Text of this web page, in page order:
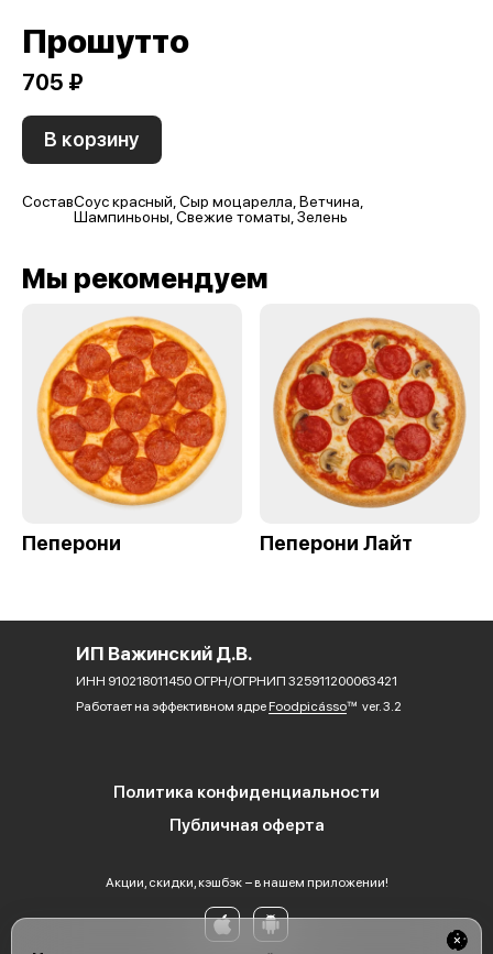
Прошутто
705 ₽
В корзину
СоставСоус красный, Сыр моцарелла, Ветчина,
Шампиньоны, Свежие томаты, Зелень
Мы рекомендуем
Пеперони Пеперони Лайт
ИП Важинский Д.В.
ИНН 910218011450 ОГРН/ОГРНИП 325911200063421
Работает на эффективном ядре Foodpicássover. 3.2
Политика конфиденциальности
Публичная оферта
Акции, скидки, кэшбэк − в нашем приложении!